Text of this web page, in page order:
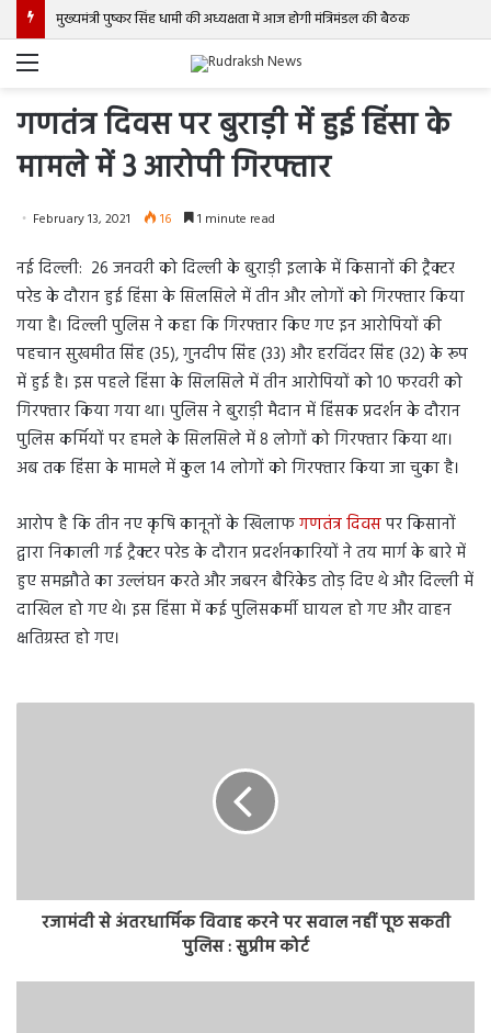
मुख्यमंत्री पुष्कर सिंह धामी की अध्यक्षता में आज होगी मंत्रिमंडल की बैठक
Menu
गणतंत्र दिवस पर बुराड़ी में हुई हिंसा के
मामले में 3 आरोपी गिरफ्तार
February 13, 2021 16 1 minute read
नई दिल्ली: 26 जनवरी को दिल्ली के बुराड़ी इलाके में किसानों की ट्रैक्टर
परेड के दौरान हुई हिंसा के सिलसिले में तीन और लोगों को गिरफ्तार किया
गया है। दिल्ली पुलिस ने कहा कि गिरफ्तार किए गए इन आरोपियों की
पहचान सुखमीत सिंह (35), गुनदीप सिंह (33) और हरविंदर सिंह (32) के रूप
में हुई है। इस पहले हिंसा के सिलसिले में तीन आरोपियों को 10 फरवरी को
गिरफ्तार किया गया था। पुलिस ने बुराड़ी मैदान में हिंसक प्रदर्शन के दौरान
पुलिस कर्मियों पर हमले के सिलसिले में 8 लोगों को गिरफ्तार किया था।
अब तक हिंसा के मामले में कुल 14 लोगों को गिरफ्तार किया जा चुका है।
आरोप है कि तीन नए कृषि कानूनों के खिलाफगणतंत्र दिवसपर किसानों
द्वारा निकाली गई ट्रैक्टर परेड के दौरान प्रदर्शनकारियों ने तय मार्ग के बारे में
हुए समझौते का उल्लंघन करते और जबरन बैरिकेड तोड़ दिए थे और दिल्ली में
दाखिल हो गए थे। इस हिंसा में कई पुलिसकर्मी घायल हो गए और वाहन
क्षतिग्रस्त हो गए।
रजामंदी से अंतरधार्मिक विवाह करने पर सवाल नहीं पूछ सकती
पुलिस : सुप्रीम कोर्ट